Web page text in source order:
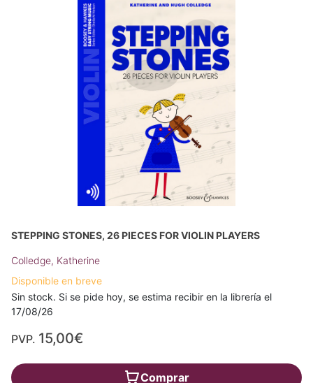
STEPPING STONES, 26 PIECES FOR VIOLIN PLAYERS
Colledge, Katherine
Disponible en breve
Sin stock. Si se pide hoy, se estima recibir en la librería el
17/08/26
PVP. 15,00€
Comprar